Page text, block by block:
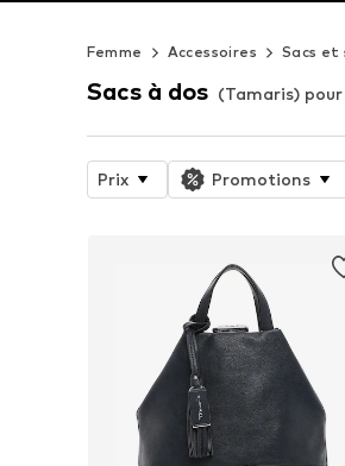
Femme Accessoires Sacs et
Sacs à dos (Tamaris)
Prix Promotions